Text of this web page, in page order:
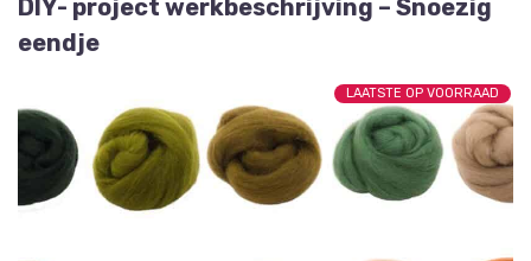
DIY- project werkbeschrijving – Snoezig
eendje
LAATSTE OP VOORRAAD